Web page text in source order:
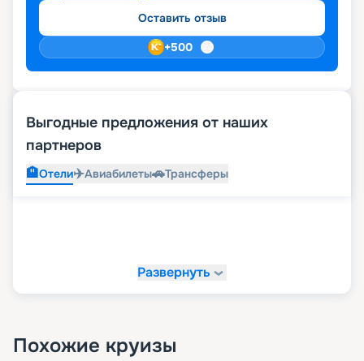
Оставить отзыв
+500
Выгодные предложения от наших
партнеров
🏨Отели✈️Авиабилеты🚗Трансферы
Развернуть
Похожие круизы